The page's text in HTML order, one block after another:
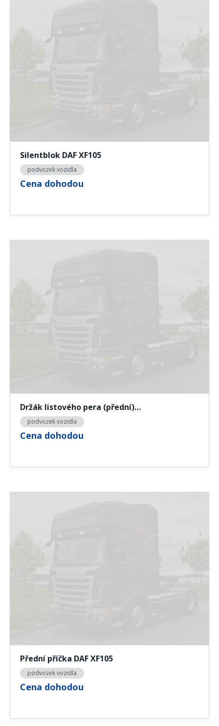
Silentblok DAF XF105
podvozek vozidla
Cena dohodou
Držák listového pera (přední)…
podvozek vozidla
Cena dohodou
Přední příčka DAF XF105
podvozek vozidla
Cena dohodou